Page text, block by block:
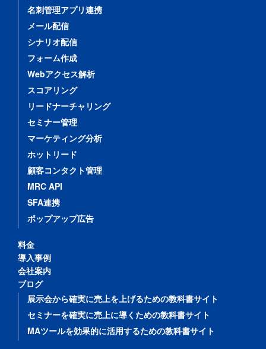
名刺管理アプリ連携
メール配信
シナリオ配信
フォーム作成
Webアクセス解析
スコアリング
リードナーチャリング
セミナー管理
マーケティング分析
ホットリード
顧客コンタクト管理
MRC API
SFA連携
ポップアップ広告
料金
導入事例
会社案内
ブログ
展示会から確実に売上を上げるための教科書サイト
セミナーを確実に売上に導くための教科書サイト
MAツールを効果的に活用するための教科書サイト